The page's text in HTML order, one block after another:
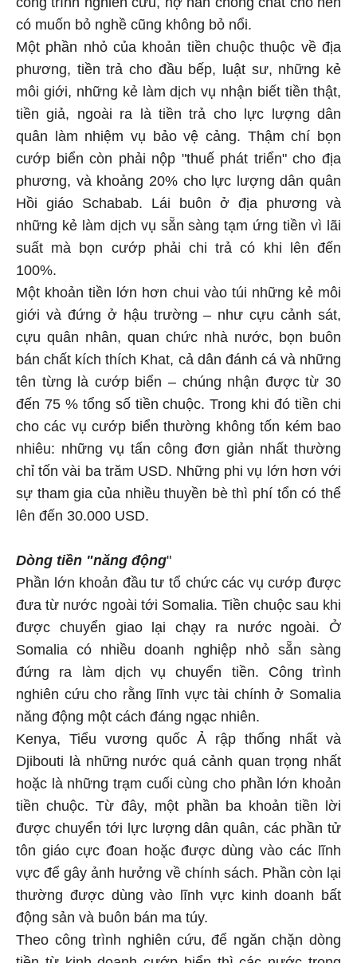
có muốn bỏ nghề cũng không bỏ nổi.
Một phần nhỏ của khoản tiền chuộc thuộc về địa
phương, tiền trả cho đầu bếp, luật sư, những kẻ
môi giới, những kẻ làm dịch vụ nhận biết tiền thật,
tiền giả, ngoài ra là tiền trả cho lực lượng dân
quân làm nhiệm vụ bảo vệ cảng. Thậm chí bọn
cướp biển còn phải nộp "thuế phát triển" cho địa
phương, và khoảng 20% cho lực lượng dân quân
Hồi giáo Schabab. Lái buôn ở địa phương và
những kẻ làm dịch vụ sẵn sàng tạm ứng tiền vì lãi
suất mà bọn cướp phải chi trả có khi lên đến
100%.
Một khoản tiền lớn hơn chui vào túi những kẻ môi
giới và đứng ở hậu trường – như cựu cảnh sát,
cựu quân nhân, quan chức nhà nước, bọn buôn
bán chất kích thích Khat, cả dân đánh cá và những
tên từng là cướp biển – chúng nhận được từ 30
đến 75 % tổng số tiền chuộc. Trong khi đó tiền chi
cho các vụ cướp biển thường không tốn kém bao
nhiêu: những vụ tấn công đơn giản nhất thường
chỉ tốn vài ba trăm USD. Những phi vụ lớn hơn với
sự tham gia của nhiều thuyền bè thì phí tổn có thể
lên đến 30.000 USD.
Dòng tiền "năng động"
Phần lớn khoản đầu tư tổ chức các vụ cướp được
đưa từ nước ngoài tới Somalia. Tiền chuộc sau khi
được chuyển giao lại chạy ra nước ngoài. Ở
Somalia có nhiều doanh nghiệp nhỏ sẵn sàng
đứng ra làm dịch vụ chuyển tiền. Công trình
nghiên cứu cho rằng lĩnh vực tài chính ở Somalia
năng động một cách đáng ngạc nhiên.
Kenya, Tiểu vương quốc Ả rập thống nhất và
Djibouti là những nước quá cảnh quan trọng nhất
hoặc là những trạm cuối cùng cho phần lớn khoản
tiền chuộc. Từ đây, một phần ba khoản tiền lời
được chuyển tới lực lượng dân quân, các phần tử
tôn giáo cực đoan hoặc được dùng vào các lĩnh
vực để gây ảnh hưởng về chính sách. Phần còn lại
thường được dùng vào lĩnh vực kinh doanh bất
động sản và buôn bán ma túy.
Theo công trình nghiên cứu, để ngăn chặn dòng